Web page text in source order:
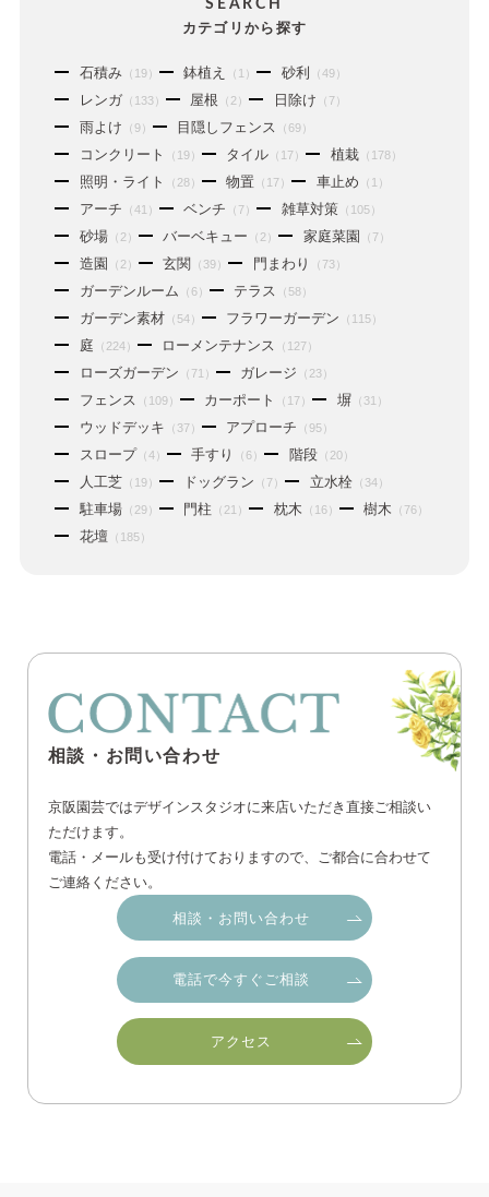
SEARCH
カテゴリから探す
石積み（19） 鉢植え （1） 砂利 （49）
レンガ（133） 屋根 （2） 日除け （7）
雨よけ （9） 目隠しフェンス （69）
コンクリート （19） タイル （17） 植栽（178）
照明・ライト （28） 物置 （17） 車止め （1）
アーチ （41） ベンチ （7） 雑草対策 （105）
砂場（2） バーベキュー （2） 家庭菜園 （7）
造園 （2） 玄関 （39） 門まわり （73）
ガーデンルーム （6） テラス （58）
ガーデン素材（54） フラワーガーデン （115）
庭 （224） ローメンテナンス （127）
ローズガーデン （71） ガレージ （23）
フェンス （109） カーポート （17） 塀（31）
ウッドデッキ （37） アプローチ （95）
スロープ（4） 手すり （6） 階段（20）
人工芝（19） ドッグラン （7） 立水栓（34）
駐車場（29） 門柱 （21） 枕木 （16） 樹木 （76）
花壇 （185）
相談・お問い合わせ
京阪園芸ではデザインスタジオに来店いただき直接ご相談い
ただけます。
電話・メールも受け付けておりますので、ご都合に合わせて
ご連絡ください。
相談・お問い合わせ
電話で今すぐご相談
アクセス